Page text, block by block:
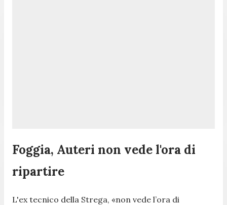
Foggia, Auteri non vede l'ora di
ripartire
L'ex tecnico della Strega, «non vede l’ora di